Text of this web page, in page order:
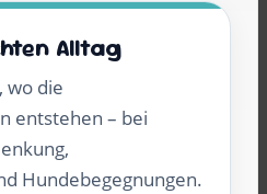
Alltag
wo die
entstehen – bei
Hundebegegnungen.